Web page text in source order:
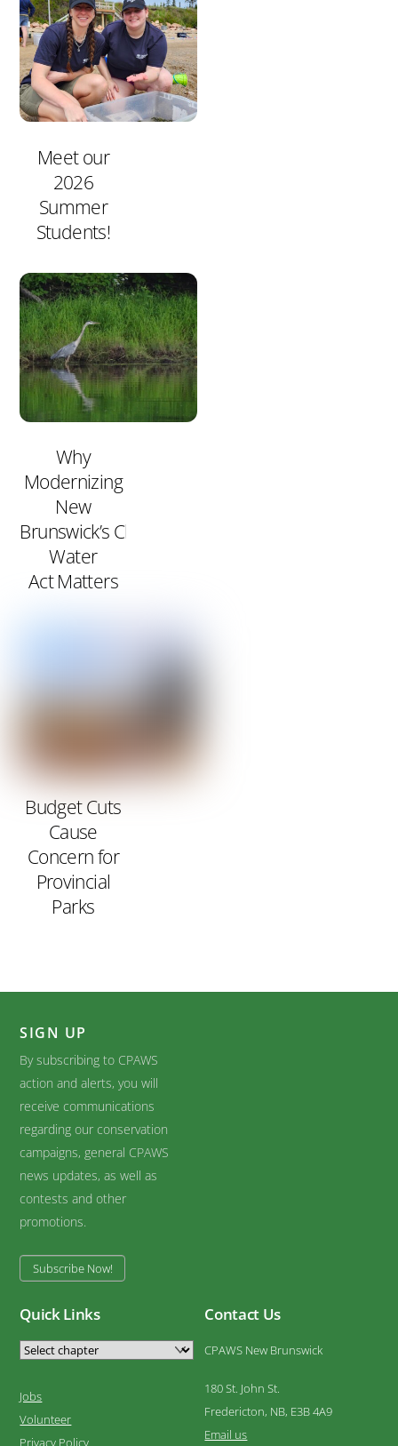
Meet our
2026
Summer
Students!
Why
Modernizing
New
Brunswick’s Clean
Water
Act Matters
Budget Cuts
Cause
Concern for
Provincial
Parks
SIGN UP
By subscribing to CPAWS
action and alerts, you will
receive communications
regarding our conservation
campaigns, general CPAWS
news updates, as well as
contests and other
promotions.
Subscribe Now!
Quick Links
Jobs
Volunteer
Privacy Policy
Contact Us
CPAWS New Brunswick
180 St. John St.
Fredericton, NB, E3B 4A9
Email us